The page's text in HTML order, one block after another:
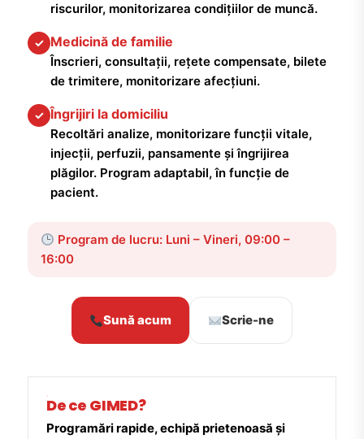
riscurilor, monitorizarea condițiilor de muncă.
✓ Medicină de familie
Înscrieri, consultații, rețete compensate, bilete
de trimitere, monitorizare afecțiuni.
✓ Îngrijiri la domiciliu
Recoltări analize, monitorizare funcții vitale,
injecții, perfuzii, pansamente și îngrijirea
plăgilor. Program adaptabil, în funcție de
pacient.
Program de lucru: Luni – Vineri, 09:00 –
16:00
Sună acum Scrie-ne
De ce GIMED?
Programări rapide, echipă prietenoasă și